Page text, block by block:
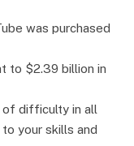
was purchased
to $2.39 billion in
of difficulty in all
your skills and